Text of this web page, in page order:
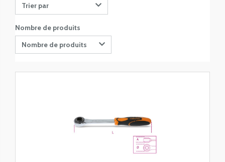
Trier par
Nombre de produits
Nombre de produits